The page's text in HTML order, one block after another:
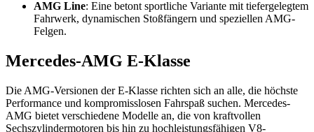
AMG Line: Eine betont sportliche Variante mit tiefergelegtem
Fahrwerk, dynamischen Stoßfängern und speziellen AMG-
Felgen.
Mercedes-AMG E-Klasse
Die AMG-Versionen der E-Klasse richten sich an alle, die höchste
Performance und kompromisslosen Fahrspaß suchen. Mercedes-
AMG bietet verschiedene Modelle an, die von kraftvollen
Sechszylindermotoren bis hin zu hochleistungsfähigen V8-